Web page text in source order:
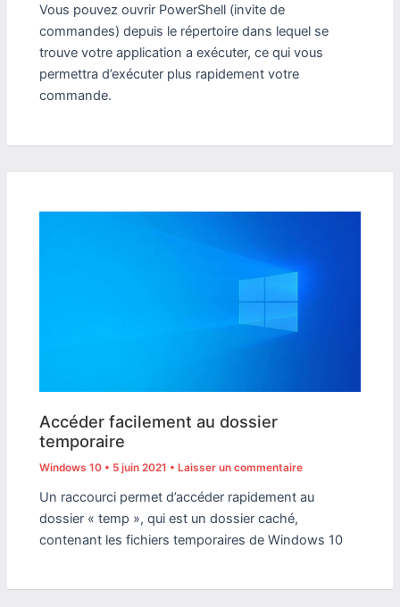
Vous pouvez ouvrir PowerShell (invite de
commandes) depuis le répertoire dans lequel se
trouve votre application a exécuter, ce qui vous
permettra d’exécuter plus rapidement votre
commande.
Accéder facilement au dossier
temporaire
Windows 10 • 5 juin 2021 •Laisser un commentaire
Un raccourci permet d’accéder rapidement au
dossier « temp », qui est un dossier caché,
contenant les fichiers temporaires de Windows 10